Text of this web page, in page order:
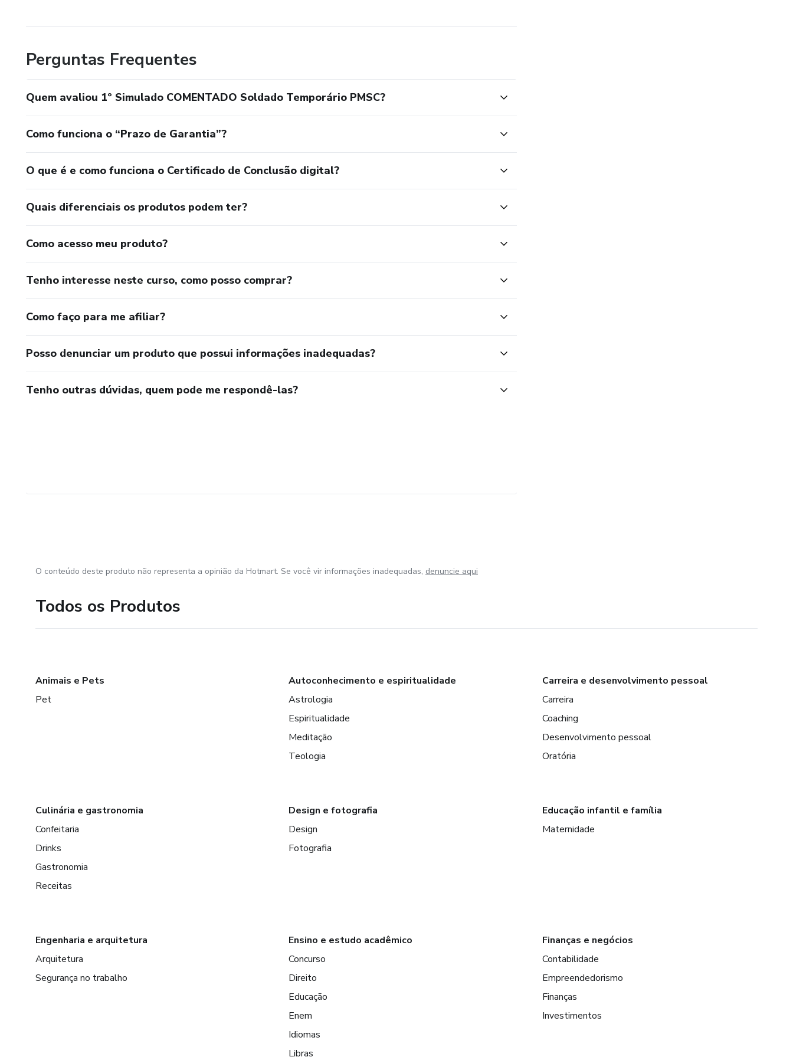
Perguntas Frequentes
Quem avaliou 1º Simulado COMENTADO Soldado Temporário PMSC?
Como funciona o “Prazo de Garantia”?
O que é e como funciona o Certificado de Conclusão digital?
Quais diferenciais os produtos podem ter?
Como acesso meu produto?
Tenho interesse neste curso, como posso comprar?
Como faço para me afiliar?
Posso denunciar um produto que possui informações inadequadas?
Tenho outras dúvidas, quem pode me respondê-las?
O conteúdo deste produto não representa a opinião da Hotmart. Se você vir informações inadequadas, denuncie aqui
Todos os Produtos
Animais e Pets
Pet
Autoconhecimento e espiritualidade
Astrologia
Espiritualidade
Meditação
Teologia
Carreira e desenvolvimento pessoal
Carreira
Coaching
Desenvolvimento pessoal
Oratória
Culinária e gastronomia
Confeitaria
Drinks
Gastronomia
Receitas
Design e fotografia
Design
Fotografia
Educação infantil e família
Maternidade
Engenharia e arquitetura
Arquitetura
Segurança no trabalho
Ensino e estudo acadêmico
Concurso
Direito
Educação
Enem
Idiomas
Libras
Finanças e negócios
Contabilidade
Empreendedorismo
Finanças
Investimentos